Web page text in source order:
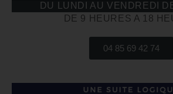
DU LUNDI AU VENDREDI
DE 9 HEURES A 18
04 85 69 42 74